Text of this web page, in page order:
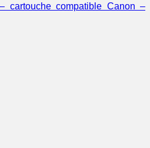
cartouche compatible Canon –